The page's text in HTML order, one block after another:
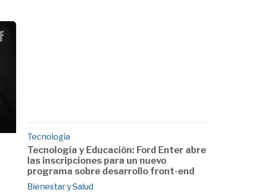
Tecnología
Tecnología y Educación: Ford Enter abre
las inscripciones para un nuevo
programa sobre desarrollo front-end
Bienestar y Salud